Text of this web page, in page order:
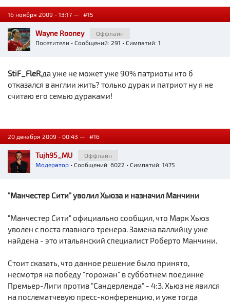
16 ноября 2009 - 13:17 — #15
Wayne Rooney
Оффлайн
Посетители • Сообщений: 291 • Симпатий: 1
StiF_FleR,да уже не может уже 90% патриоты кто б
отказался в англии жить? только дурак и патриот ну я не
считаю его семью дураками!
20 декабря 2009 - 00:43 — #16
Tujh95_MU
Оффлайн
Модератор • Сообщений: 6022 • Симпатий: 1475
"Манчестер Сити" уволил Хьюза и назначил Манчини
"Манчестер Сити" официально сообщил, что Марк Хьюз
уволен с поста главного тренера. Замена валлийцу уже
найдена - это итальянский специалист Роберто Манчини.
Стоит сказать, что данное решение было принято,
несмотря на победу "горожан" в субботнем поединке
Премьер-Лиги против "Сандерленда" - 4:3. Хьюз не явился
на послематчевую пресс-конференцию, и уже тогда